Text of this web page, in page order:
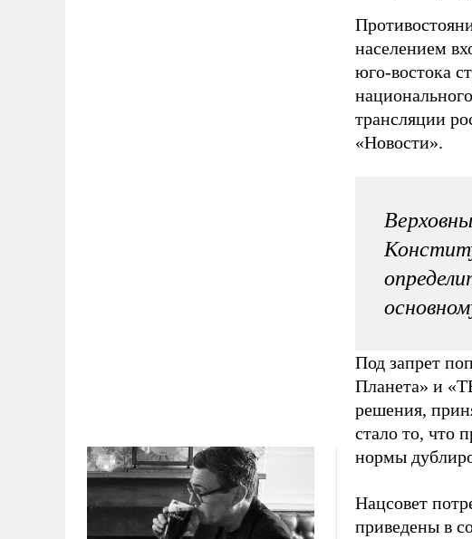
населением
юго-востока
трансляции
«Новости».
Под запрет
Планета» и
решения,
стало то, что
нормы
Нацсовет
приведены в